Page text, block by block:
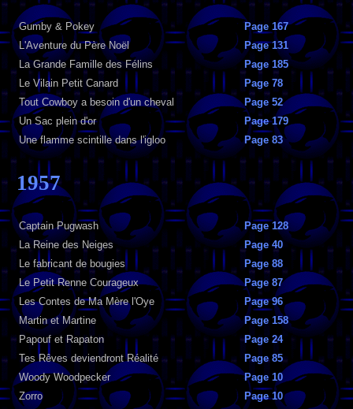
Gumby & Pokey
Page 167
L'Aventure du Père Noël
Page 131
La Grande Famille des Félins
Page 185
Le Vilain Petit Canard
Page 78
Tout Cowboy a besoin d'un cheval
Page 52
Un Sac plein d'or
Page 179
Une flamme scintille dans l'igloo
Page 83
1957
Captain Pugwash
Page 128
La Reine des Neiges
Page 40
Le fabricant de bougies
Page 88
Le Petit Renne Courageux
Page 87
Les Contes de Ma Mère l'Oye
Page 96
Martin et Martine
Page 158
Papouf et Rapaton
Page 24
Tes Rêves deviendront Réalité
Page 85
Woody Woodpecker
Page 10
Zorro
Page 10